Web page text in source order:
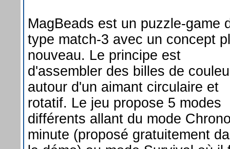
MagBeads est un puzzle-game
type match-3 avec un concept
nouveau. Le principe est
d'assembler des billes de
autour d'un aimant circulaire et
rotatif. Le jeu propose 5 modes
différents allant du mode
minute (proposé gratuitement